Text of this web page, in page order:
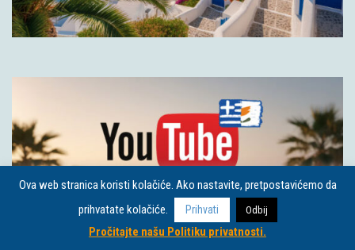
Ova web stranica koristi kolačiće. Ako nastavite, pretpostavićemo da
prihvatate kolačiće.
Prihvati Odbij
Pročitajte našu Politiku privatnosti.